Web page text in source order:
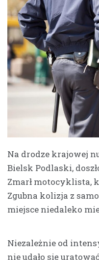
Na drodze krajowej
Bielsk Podlaski,
Zmarł motocyklista,
Zgubna kolizja z
miejsce niedaleko
Niezależnie od
nie udało się